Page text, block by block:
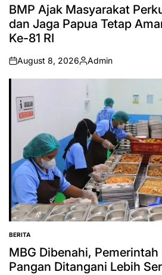
IN
BMP Ajak Masyarakat
dan Jaga Papua Tetap
Ke-81 RI
on
August 8, 2026
Posted
by
Admin
POSTED
IN
BERITA
MBG Dibenahi,
Pangan Ditangani Lebih